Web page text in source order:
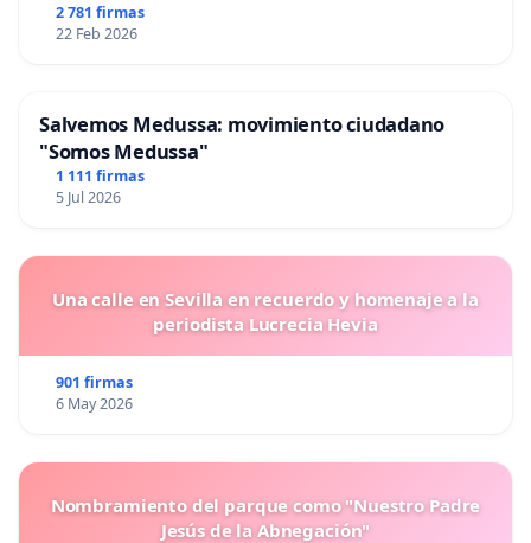
2 781 firmas
22 Feb 2026
Salvemos Medussa: movimiento ciudadano
"Somos Medussa"
1 111 firmas
5 Jul 2026
Una calle en Sevilla en recuerdo y homenaje a la
periodista Lucrecia Hevia
901 firmas
6 May 2026
Nombramiento del parque como "Nuestro Padre
Jesús de la Abnegación"